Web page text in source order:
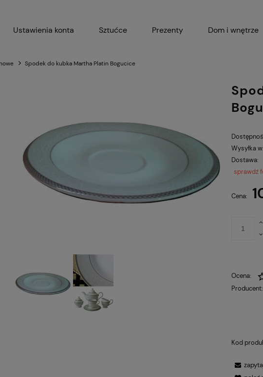
Ustawienia konta Sztućce Prezenty Dom i wnętrze
Spodek do kubka Martha Platin Bogucice
Wysyłka w:
Dostawa:
sprawdź
Cena:
Ocena:
Producent:
Kod